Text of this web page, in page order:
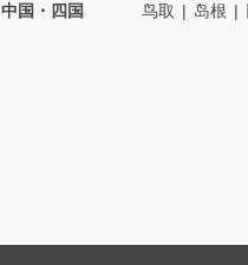
中国・四国 鸟取 岛根